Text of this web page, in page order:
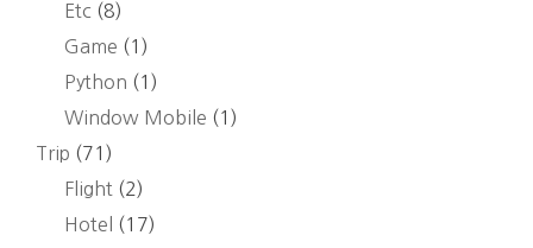
Etc (8)
Game (1)
Python (1)
Window Mobile (1)
Trip (71)
Flight (2)
Hotel
(17)